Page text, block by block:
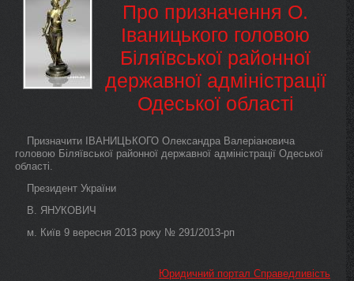
Про призначення О.
Іваницького головою
Біляївської районної
державної адміністрації
Одеської області
Призначити ІВАНИЦЬКОГО Олександра Валеріановича
головою Біляївської районної державної адміністрації Одеської
області.
Президент України
В. ЯНУКОВИЧ
м. Київ 9 вересня 2013 року № 291/2013-рп
Юридичний портал Справедливість